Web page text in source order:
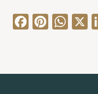
F
e
Pi
e
W
ts
X